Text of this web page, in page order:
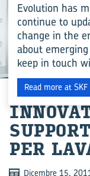
COMPETENZA
PER
Dicembre 15,
Evolution has
continue to
change in the
about
keep in touch
Read more at